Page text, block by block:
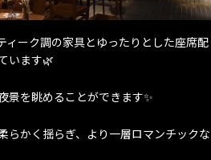
ィーク調の家具とゆったりとした座席配
います🌿
景を眺めることができます✨
らかく揺らぎ、より一層ロマンチックな